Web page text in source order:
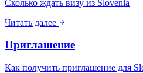
Сколько ждать визу из Slovenia
Читать далее
Приглашение
Как получить приглашение для